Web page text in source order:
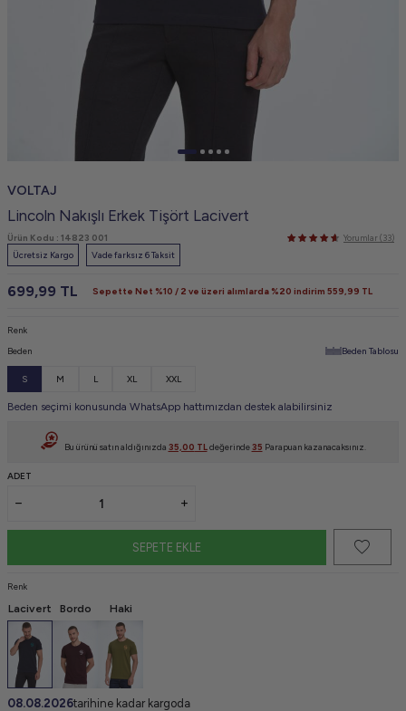
VOLTAJ
Lincoln Nakışlı Erkek Tişört Lacivert
Ürün Kodu : 14823 001
Yorumlar (33)
Ücretsiz Kargo
Vade farksız 6 Taksit
699,99 TL Sepette Net %10 / 2 ve üzeri alımlarda %20 indirim 559,99 TL
Renk
Beden Beden Tablosu
S M L XL XXL
Beden seçimi konusunda WhatsApp hattımızdan destek alabilirsiniz
Bu ürünü satın aldığınızda 35,00 TL değerinde35 Parapuan kazanacaksınız.
ADET
SEPETE EKLE
Renk
Lacivert Bordo Haki
08.08.2026tarihine kadar kargoda